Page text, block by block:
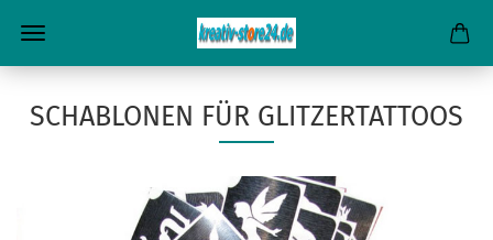
SCHABLONEN FÜR GLITZERTATTOOS